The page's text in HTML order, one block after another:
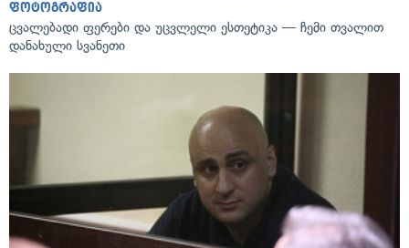
ფოტოგრაფია
ცვალებადი ფერები და უცვლელი ესთეტიკა — ჩემი თვალით
დანახული სვანეთი